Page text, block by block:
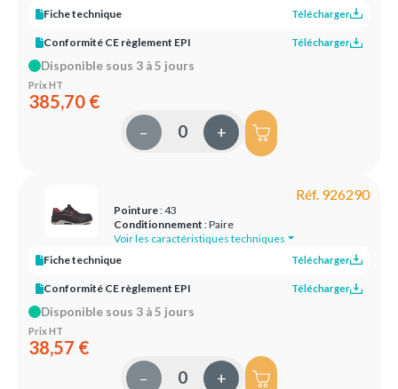
Fiche technique
Télécharger
Conformité CE règlement EPI Télécharger
Disponible sous 3 à 5 jours
Prix HT
385,70 €
– +
Réf. 926290
Pointure: 43
Conditionnement : Paire
Voir les caractéristiques techniques
Fiche technique
Télécharger
Conformité CE règlement EPI Télécharger
Disponible sous 3 à 5 jours
Prix HT
38,57 €
– +